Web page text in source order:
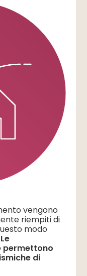
vengono
riempiti di
modo
Le
permettono
di